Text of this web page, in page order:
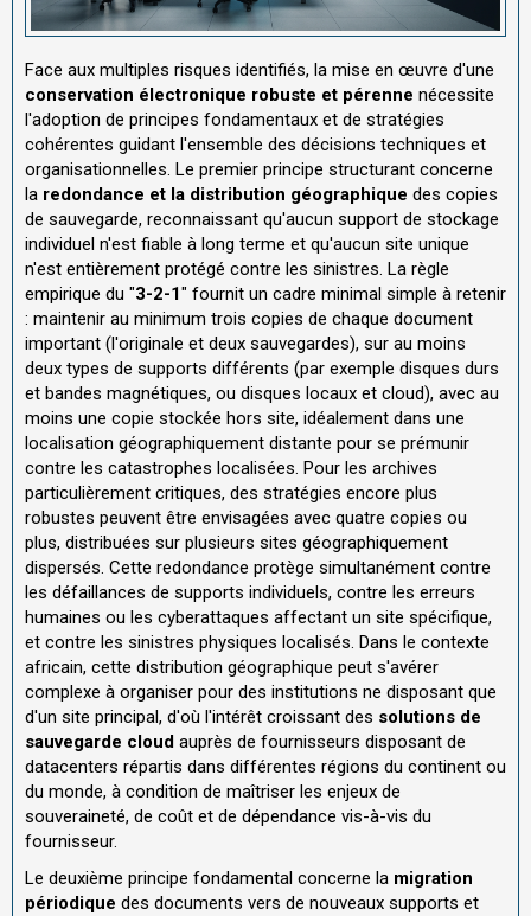
Face aux multiples risques identifiés, la mise en œuvre d'une
conservation électronique robuste et pérenne nécessite
l'adoption de principes fondamentaux et de stratégies
cohérentes guidant l'ensemble des décisions techniques et
organisationnelles. Le premier principe structurant concerne
la redondance et la distribution géographique des copies
de sauvegarde, reconnaissant qu'aucun support de stockage
individuel n'est fiable à long terme et qu'aucun site unique
n'est entièrement protégé contre les sinistres. La règle
empirique du "3-2-1" fournit un cadre minimal simple à retenir
: maintenir au minimum trois copies de chaque document
important (l'originale et deux sauvegardes), sur au moins
deux types de supports différents (par exemple disques durs
et bandes magnétiques, ou disques locaux et cloud), avec au
moins une copie stockée hors site, idéalement dans une
localisation géographiquement distante pour se prémunir
contre les catastrophes localisées. Pour les archives
particulièrement critiques, des stratégies encore plus
robustes peuvent être envisagées avec quatre copies ou
plus, distribuées sur plusieurs sites géographiquement
dispersés. Cette redondance protège simultanément contre
les défaillances de supports individuels, contre les erreurs
humaines ou les cyberattaques affectant un site spécifique,
et contre les sinistres physiques localisés. Dans le contexte
africain, cette distribution géographique peut s'avérer
complexe à organiser pour des institutions ne disposant que
d'un site principal, d'où l'intérêt croissant des solutions de
sauvegarde cloud auprès de fournisseurs disposant de
datacenters répartis dans différentes régions du continent ou
du monde, à condition de maîtriser les enjeux de
souveraineté, de coût et de dépendance vis-à-vis du
fournisseur.
Le deuxième principe fondamental concerne la migration
périodique des documents vers de nouveaux supports et